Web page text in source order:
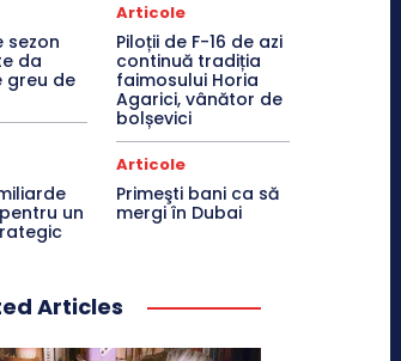
sezon
da
greu de
Articole
Piloții de F-16 de azi
continuă tradiția
faimosului Horia
Agarici, vânător de
bolșevici
un
Articole
Primeşti bani ca să
mergi în Dubai
Articles